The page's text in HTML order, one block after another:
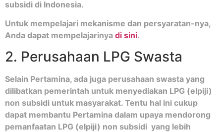
subsidi di Indonesia.
Untuk mempelajari mekanisme dan persyaratan-nya,
Anda dapat mempelajarinya di sini.
2. Perusahaan LPG Swasta
Selain Pertamina, ada juga perusahaan swasta yang
dilibatkan pemerintah untuk menyediakan LPG (elpiji)
non subsidi untuk masyarakat. Tentu hal ini cukup
dapat membantu Pertamina dalam upaya mendorong
pemanfaatan LPG (elpiji) non subsidi yang lebih